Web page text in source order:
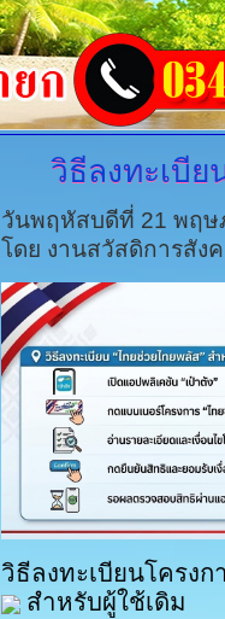
วิธีลงทะเบีย
วันพฤหัสบดีที่ 21 พฤษ
โดย งานสวัสดิการสัง
วิธีลงทะเบียนโครง
สำหรับผู้ใช้เดิม